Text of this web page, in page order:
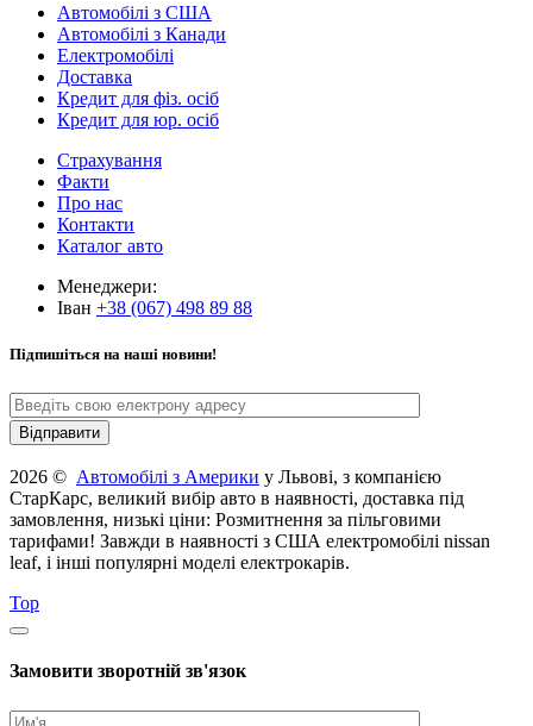
Автомобілі з США
Автомобілі з Канади
Електромобілі
Доставка
Кредит для фіз. осіб
Кредит для юр. осіб
Страхування
Факти
Про нас
Контакти
Каталог авто
Менеджери:
Іван +38 (067) 498 89 88
Підпишіться на наші новини!
2026 © Автомобілі з Америки у Львові, з компанією
СтарКарс, великий вибір авто в наявності, доставка під
замовлення, низькі ціни: Розмитнення за пільговими
тарифами! Завжди в наявності з США електромобілі nissan
leaf, і інші популярні моделі електрокарів.
Top
Замовити зворотній зв'язок